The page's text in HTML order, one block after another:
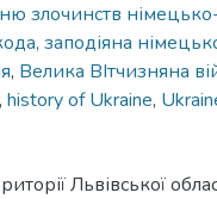
злочинств
заподіяна
, Велика ВІтчизняна
, history of Ukraine,
Львівської